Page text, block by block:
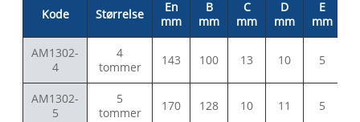
Kode Størrelse
En
mm
B
mm
C
mm
D
mm
E
mm
AM1302-
4
4
tommer
143 100 13 10 5
AM1302-
5
5
tommer
170 128 10 11 5